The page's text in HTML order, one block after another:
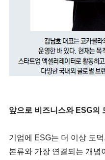
앞으로 비즈니스와 ESG의
기업에 ESG는 더 이상 도
본류와 가장 연결되는 개념